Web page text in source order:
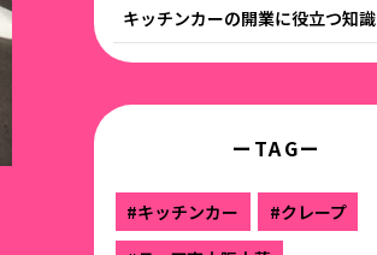
キッチンカーの開業に役立つ知識
ーTAGー
#キッチンカー
#クレープ